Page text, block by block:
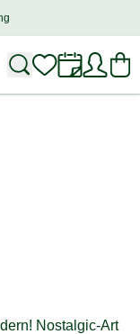
Erfahrung
Nostalgic-Art